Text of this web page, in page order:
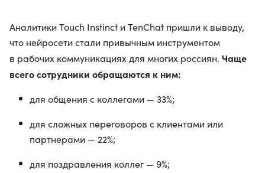
Аналитики Touch Instinct и TenChat пришли к выводу,
что нейросети стали привычным инструментом
в рабочих коммуникациях для многих россиян. Чаще
всего сотрудники обращаются к ним:
для общения с коллегами — 33%;
для сложных переговоров с клиентами или
партнерами — 22%;
для поздравления коллег — 9%;